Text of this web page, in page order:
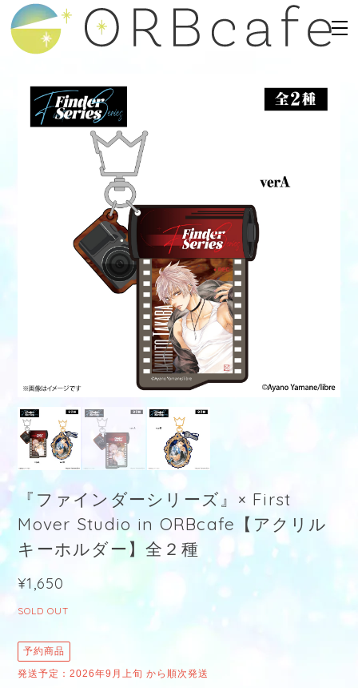
『ファインダーシリーズ』× First
Mover Studio in ORBcafe【アクリル
キーホルダー】全２種
¥1,650
SOLD OUT
予約商品
発送予定：2026年9月上旬 から順次発送